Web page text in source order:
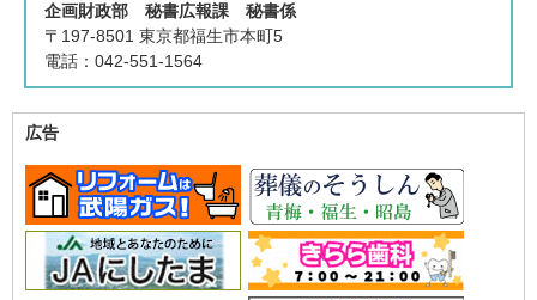
企画財政部 秘書広報課 秘書係
〒197-8501 東京都福生市本町5
電話：042-551-1564
広告